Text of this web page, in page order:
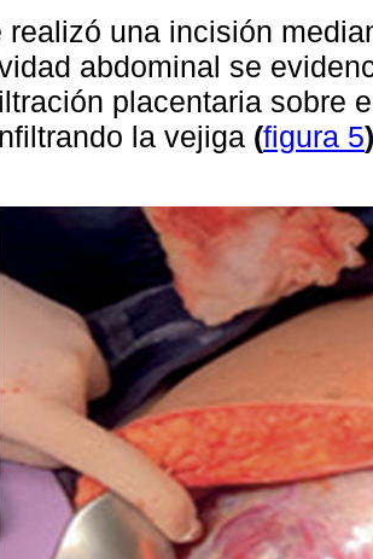
realizó una incisión
abdominal se
placentaria sobre
la vejiga (figura 5)